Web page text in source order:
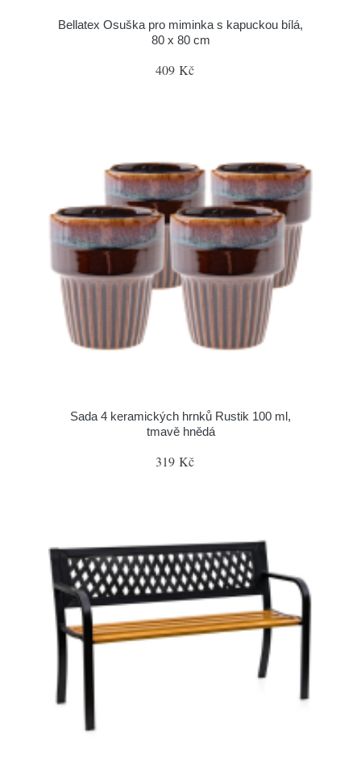
Bellatex Osuška pro miminka s kapuckou bílá,
80 x 80 cm
409 Kč
Sada 4 keramických hrnků Rustik 100 ml,
tmavě hnědá
319 Kč